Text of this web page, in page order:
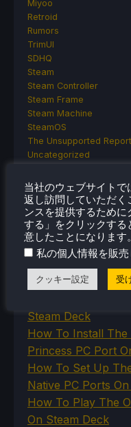
Miyoo
Retroid
Rumors
TrimUI
SDHQ
Steam
Steam Controller
Steam Frame
Steam Machine
SteamOS
The Unsupported Report
Uncategorized
VR
最近のヒント＆
Deck
Steam Deck
How To Install The
Princess PC Port
How To Set Up
Native PC Ports
How To Play The
On Steam Deck
当社のウェブサイトで
返し訪問していただく
ンスを提供するため
する」をクリックする
意したことになります。
私の個人情報を販
クッキー設定 受